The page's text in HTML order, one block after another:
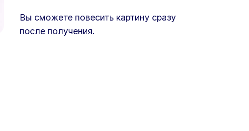
Вы сможете повесить картину сразу
после получения.